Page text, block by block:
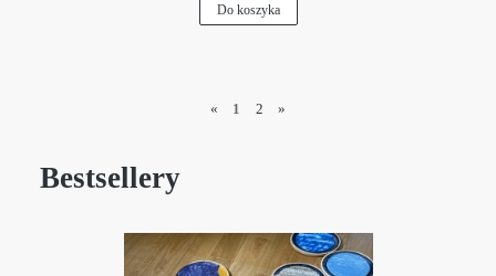
Do koszyka
« 1 2 »
Bestsellery